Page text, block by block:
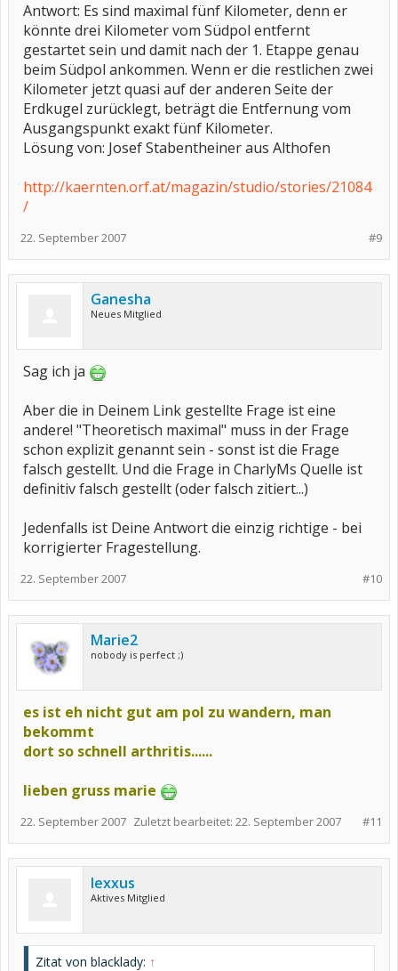
Antwort: Es sind maximal fünf Kilometer, denn er
könnte drei Kilometer vom Südpol entfernt
gestartet sein und damit nach der 1. Etappe genau
beim Südpol ankommen. Wenn er die restlichen zwei
Kilometer jetzt quasi auf der anderen Seite der
Erdkugel zurücklegt, beträgt die Entfernung vom
Ausgangspunkt exakt fünf Kilometer.
Lösung von: Josef Stabentheiner aus Althofen
http://kaernten.orf.at/magazin/studio/stories/21084
/
#9
22. September 2007
Ganesha
Neues Mitglied
Sag ich ja
Aber die in Deinem Link gestellte Frage ist eine
andere! "Theoretisch maximal" muss in der Frage
schon explizit genannt sein - sonst ist die Frage
falsch gestellt. Und die Frage in CharlyMs Quelle ist
definitiv falsch gestellt (oder falsch zitiert...)
Jedenfalls ist Deine Antwort die einzig richtige - bei
korrigierter Fragestellung.
#10
22. September 2007
Marie2
nobody is perfect ;)
es ist eh nicht gut am pol zu wandern, man
bekommt
dort so schnell arthritis......
lieben gruss marie
#11
22. September 2007 Zuletzt bearbeitet: 22. September 2007
lexxus
Aktives Mitglied
Zitat von blacklady: ↑